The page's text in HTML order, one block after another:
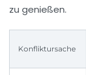
zu genießen.
Konfliktursache